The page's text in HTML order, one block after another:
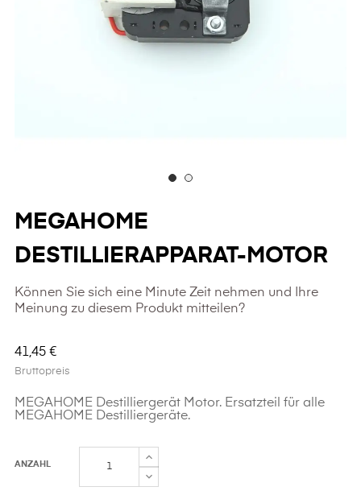
MEGAHOME
DESTILLIERAPPARAT-MOTOR
Können Sie sich eine Minute Zeit nehmen und Ihre
Meinung zu diesem Produkt mitteilen?
41,45 €
Bruttopreis
MEGAHOME Destilliergerät Motor. Ersatzteil für alle
MEGAHOME Destilliergeräte.
ANZAHL